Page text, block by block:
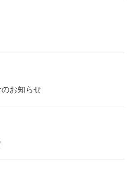
お知らせ